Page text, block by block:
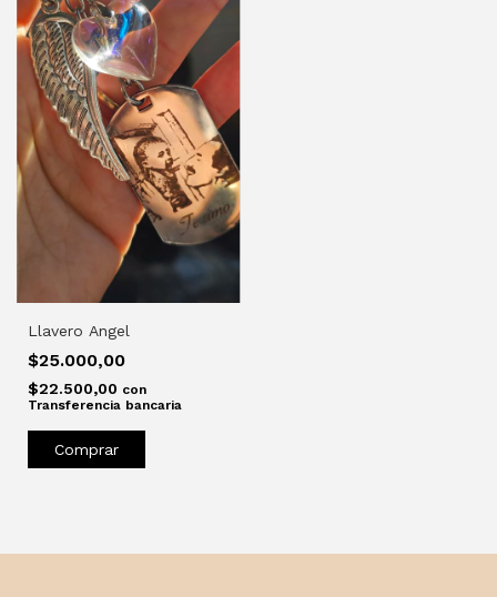
Llavero Angel
$25.000,00
$22.500,00 con
Transferencia bancaria